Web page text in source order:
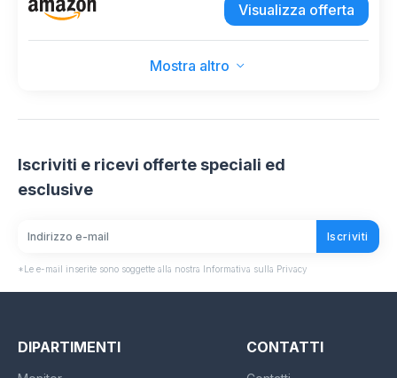
Organizer con Accessori in Pelle Set di
Visualizza offerta
Mostra altro
Iscriviti e ricevi offerte speciali ed
esclusive
Iscriviti
*Le e-mail inserite sono soggette alla nostra Informativa sulla Privacy
DIPARTIMENTI CONTATTI